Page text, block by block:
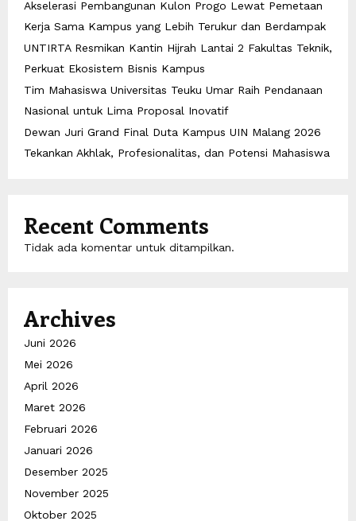
Akselerasi Pembangunan Kulon Progo Lewat Pemetaan
Kerja Sama Kampus yang Lebih Terukur dan Berdampak
UNTIRTA Resmikan Kantin Hijrah Lantai 2 Fakultas Teknik,
Perkuat Ekosistem Bisnis Kampus
Tim Mahasiswa Universitas Teuku Umar Raih Pendanaan
Nasional untuk Lima Proposal Inovatif
Dewan Juri Grand Final Duta Kampus UIN Malang 2026
Tekankan Akhlak, Profesionalitas, dan Potensi Mahasiswa
Recent Comments
Tidak ada komentar untuk ditampilkan.
Archives
Juni 2026
Mei 2026
April 2026
Maret 2026
Februari 2026
Januari 2026
Desember 2025
November 2025
Oktober 2025